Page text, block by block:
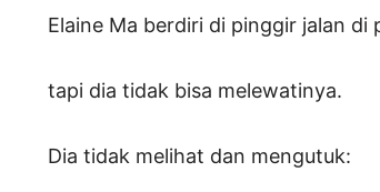
Elaine Ma berdiri di pinggir jalan
tapi dia tidak bisa melewatinya.
Dia tidak melihat dan mengutuk: